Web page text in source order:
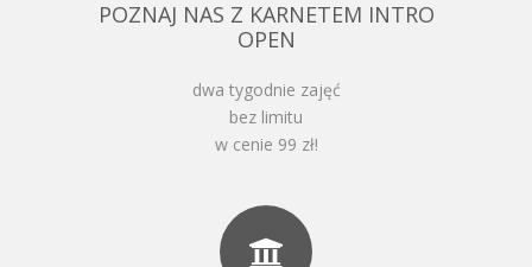
POZNAJ NAS Z KARNETEM INTRO
OPEN
dwa tygodnie zajęć
bez limitu
w cenie 99 zł!